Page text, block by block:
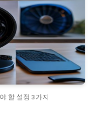
할 설정 3가지